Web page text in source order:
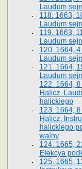
Laudum
118. 1663,
Laudum
119. 1663,
Laudum
120. 1664,
Laudum
121. 1664,
Laudum
122. 1664,
Halicz.
halickiego
123. 1664,
Halicz.
halickiego
walny
124. 1665,
Elekcya
125. 1665,